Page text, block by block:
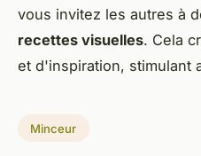
vous invitez les autres à
recettes visuelles. Cela
et d'inspiration, stimulant
Minceur